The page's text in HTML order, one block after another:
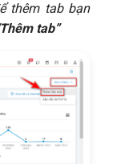
thêm tab bạn
tab”